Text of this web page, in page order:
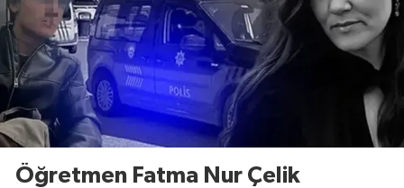
Öğretmen Fatma Nur Çelik